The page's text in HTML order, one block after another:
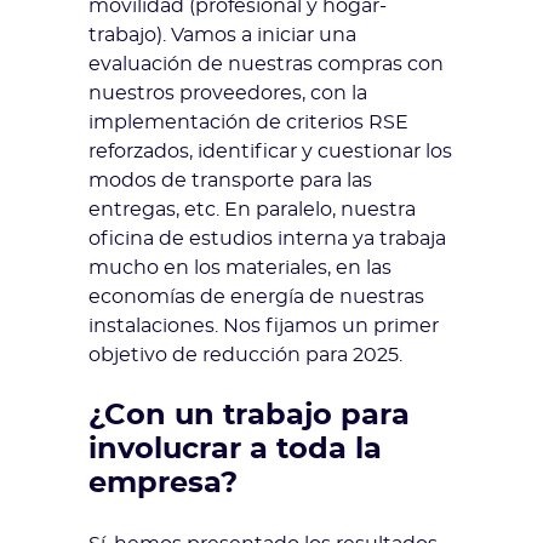
movilidad (profesional y hogar-
trabajo). Vamos a iniciar una
evaluación de nuestras compras con
nuestros proveedores, con la
implementación de criterios RSE
reforzados, identificar y cuestionar los
modos de transporte para las
entregas, etc. En paralelo, nuestra
oficina de estudios interna ya trabaja
mucho en los materiales, en las
economías de energía de nuestras
instalaciones. Nos fijamos un primer
objetivo de reducción para 2025.
¿Con un trabajo para
involucrar a toda la
empresa?